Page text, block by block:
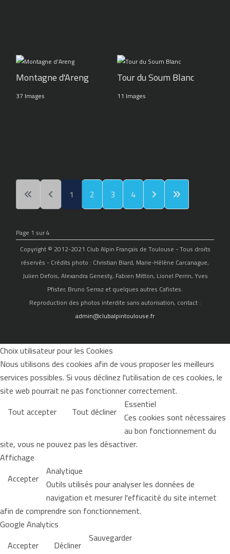
Montagne d'Areng
37 Images
Tour du Soum Blanc
11 Images
1 2 3 4
Page 1 sur 4
Copyright © 2012-2021 Club Alpin Français de Toulouse - Tous droits
réservés - Crédits photo : Christian Biard, Marie-Hélène Carcanague,
Julien Defois, Alexandra Genesty, Fabien Mitton, Lionel Perrin, Yves
Pfister, Bruno Serraz et quelques autres Cafistes.
Reproduction des photos interdite sans autorisation, contact :
admin@clubalpintoulouse.fr
Choix utilisateur pour les Cookies
Nous utilisons des cookies afin de vous proposer les meilleurs
services possibles. Si vous déclinez l'utilisation de ces cookies, le
site web pourrait ne pas fonctionner correctement.
Tout accepter
Tout décliner Essentiel
Ces cookies sont nécessaires
au bon fonctionnement du
site, vous ne pouvez pas les désactiver.
Affichage
Accepter Analytique
Outils utilisés pour analyser les données de
navigation et mesurer l'efficacité du site internet
afin de comprendre son fonctionnement.
Google Analytics
Accepter
Décliner Sauvegarder